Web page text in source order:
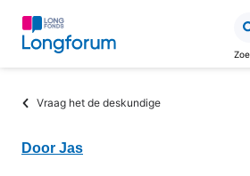
Overslaan
inhoud
Kruimelpad
Vraag het de deskundige
Door Jas